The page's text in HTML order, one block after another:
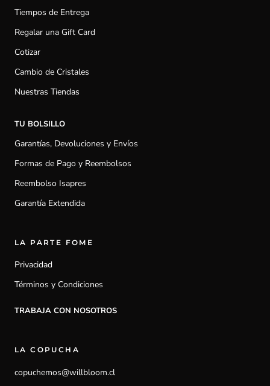
Tiempos de Entrega
Regalar una Gift Card
Cotizar
Cambio de Cristales
Nuestras Tiendas
TU BOLSILLO
Garantías, Devoluciones y Envíos
Formas de Pago y Reembolsos
Reembolso Isapres
Garantía Extendida
LA PARTE FOME
Privacidad
Términos y Condiciones
TRABAJA CON NOSOTROS
LA COPUCHA
copuchemos@willbloom.cl